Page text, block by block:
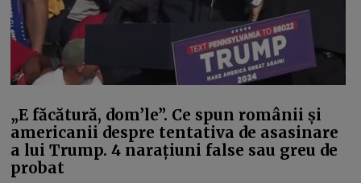
„E făcătură, dom’le”. Ce spun românii și
americanii despre tentativa de asasinare
a lui Trump. 4 narațiuni false sau greu de
probat